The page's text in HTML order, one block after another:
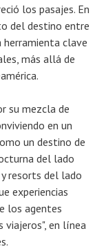
los pasajes. En
del destino entre
herramienta clave
más allá de
su mezcla de
en un
un destino de
del lado
resorts del lado
experiencias
los agentes
viajeros", en línea